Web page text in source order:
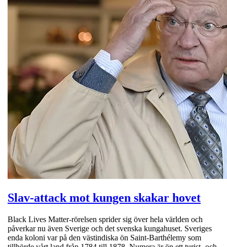
Slav-attack mot kungen skakar hovet
Black Lives Matter-rörelsen sprider sig över hela världen och
påverkar nu även Sverige och det svenska kungahuset. Sveriges
enda koloni var på den västindiska ön Saint-Barthélemy som